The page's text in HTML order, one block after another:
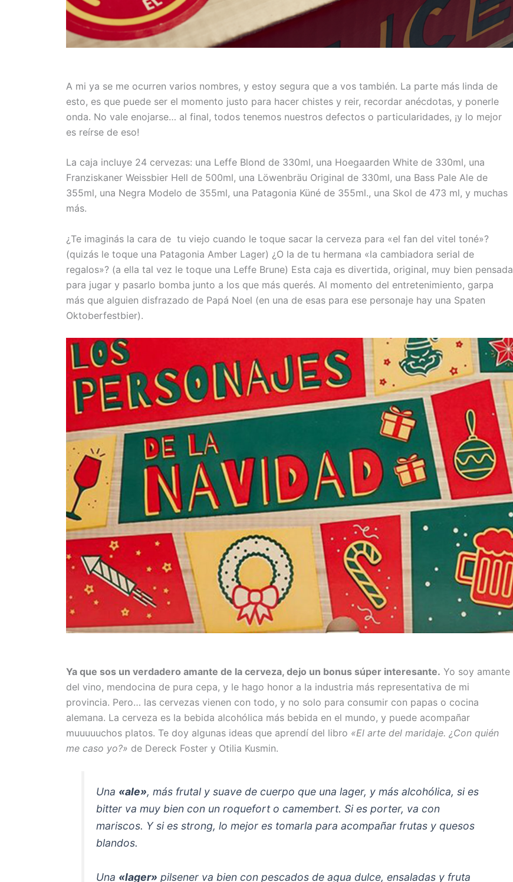
A mi ya se me ocurren varios nombres, y estoy segura que a vos también. La parte más linda de
esto, es que puede ser el momento justo para hacer chistes y reir, recordar anécdotas, y ponerle
onda. No vale enojarse… al final, todos tenemos nuestros defectos o particularidades, ¡y lo mejor
es reírse de eso!
La caja incluye 24 cervezas: una Leffe Blond de 330ml, una Hoegaarden White de 330ml, una
Franziskaner Weissbier Hell de 500ml, una Löwenbräu Original de 330ml, una Bass Pale Ale de
355ml, una Negra Modelo de 355ml, una Patagonia Küné de 355ml., una Skol de 473 ml, y muchas
más.
¿Te imaginás la cara de tu viejo cuando le toque sacar la cerveza para «el fan del vitel toné»?
(quizás le toque una Patagonia Amber Lager) ¿O la de tu hermana «la cambiadora serial de
regalos»? (a ella tal vez le toque una Leffe Brune) Esta caja es divertida, original, muy bien pensada
para jugar y pasarlo bomba junto a los que más querés. Al momento del entretenimiento, garpa
más que alguien disfrazado de Papá Noel (en una de esas para ese personaje hay una Spaten
Oktoberfestbier).
Ya que sos un verdadero amante de la cerveza, dejo un bonus súper interesante. Yo soy amante
del vino, mendocina de pura cepa, y le hago honor a la industria más representativa de mi
provincia. Pero… las cervezas vienen con todo, y no solo para consumir con papas o cocina
alemana. La cerveza es la bebida alcohólica más bebida en el mundo, y puede acompañar
muuuuuchos platos. Te doy algunas ideas que aprendí del libro «El arte del maridaje. ¿Con quién
me caso yo?» de Dereck Foster y Otilia Kusmin.
Una «ale», más frutal y suave de cuerpo que una lager, y más alcohólica, si es
bitter va muy bien con un roquefort o camembert. Si es porter, va con
mariscos. Y si es strong, lo mejor es tomarla para acompañar frutas y quesos
blandos.
Una «lager» pilsener va bien con pescados de agua dulce, ensaladas y fruta